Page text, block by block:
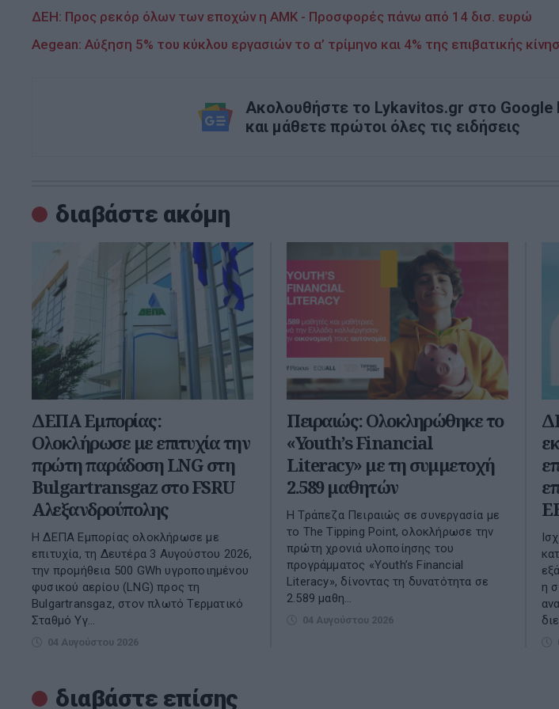
ΔΕΗ: Προς ρεκόρ όλων των εποχών η ΑΜΚ - Προσφορές πάνω από 14 δισ. ευρώ
Aegean: Αύξηση 5% του κύκλου εργασιών το α’ τρίμηνο και 4% της επιβατικής
Ακολουθήστε το Lykavitos.gr στο Google
και μάθετε πρώτοι όλες τις ειδήσεις
διαβάστε ακόμη
ΔΕΠΑ Εμπορίας:
Ολοκλήρωσε με επιτυχία την
πρώτη παράδοση LNG στη
Bulgartransgaz στο FSRU
Αλεξανδρούπολης
Η ΔΕΠΑ Εμπορίας ολοκλήρωσε με
επιτυχία, τη Δευτέρα 3 Αυγούστου 2026,
την προμήθεια 500 GWh υγροποιημένου
φυσικού αερίου (LNG) προς τη
Bulgartransgaz, στον πλωτό Τερματικό
Σταθμό Υγ...
04 Αυγούστου 2026
Πειραιώς: Ολοκληρώθηκε το
«Youth’s Financial
Literacy» με τη συμμετοχή
2.589 μαθητών
Η Τράπεζα Πειραιώς σε συνεργασία με
το The Tipping Point, ολοκλήρωσε την
πρώτη χρονιά υλοποίησης του
προγράμματος «Youth’s Financial
Literacy», δίνοντας τη δυνατότητα σε
2.589 μαθη...
04 Αυγούστου 2026
η
διαβάστε επίσης